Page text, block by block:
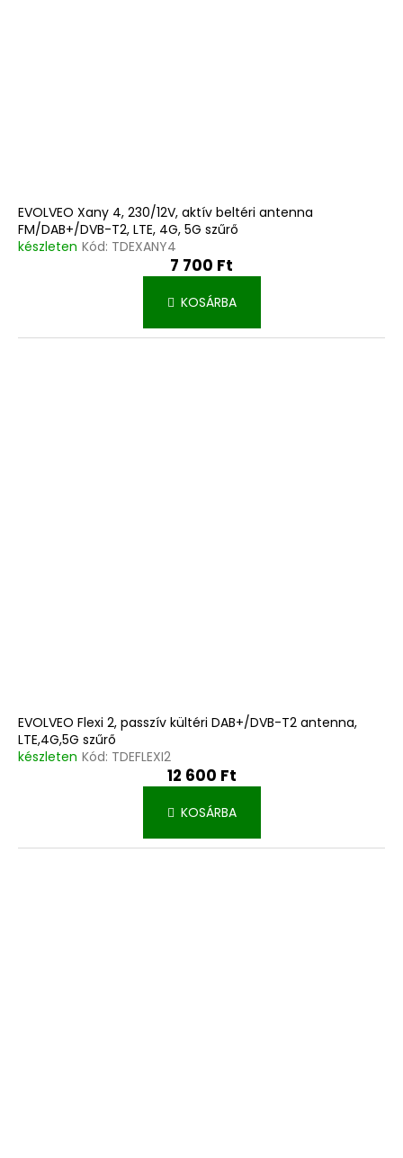
EVOLVEO Xany 4, 230/12V, aktív beltéri antenna
FM/DAB+/DVB-T2, LTE, 4G, 5G szűrő
készleten Kód: TDEXANY4
7 700 Ft
KOSÁRBA
EVOLVEO Flexi 2, passzív kültéri DAB+/DVB-T2 antenna,
LTE,4G,5G szűrő
készleten Kód: TDEFLEXI2
12 600 Ft
KOSÁRBA